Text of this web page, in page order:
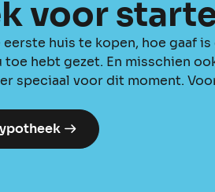
voor
huis te kopen, hoe gaaf
hebt gezet. En misschien
speciaal voor dit moment.